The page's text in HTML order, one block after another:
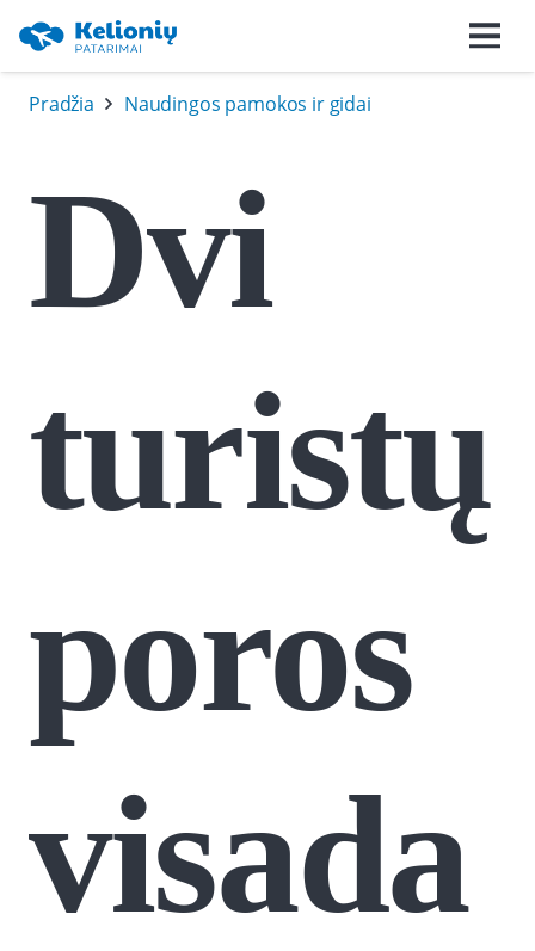
Pradžia Naudingos pamokos ir gidai
Dvi
turistų
poros
visada